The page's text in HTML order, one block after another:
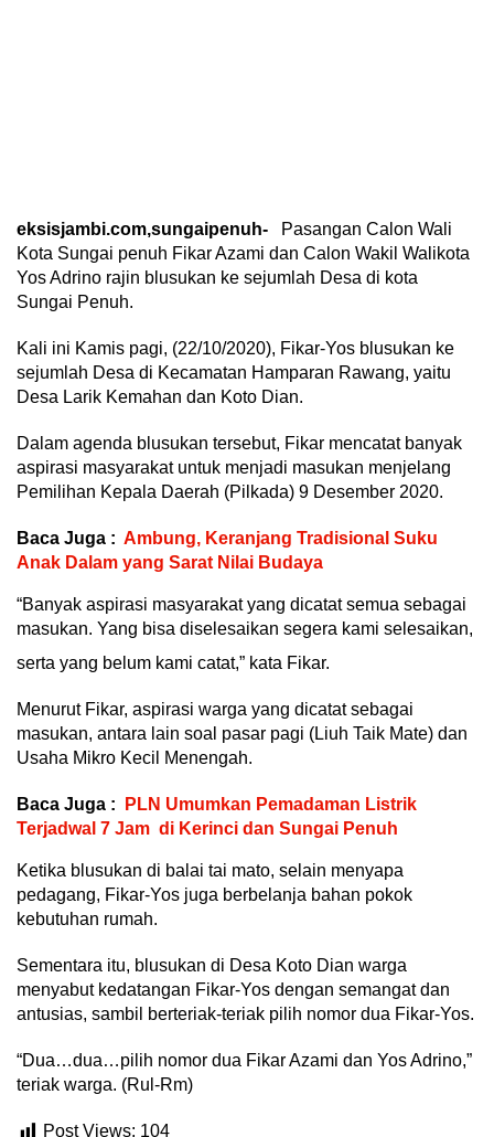
eksisjambi.com,sungaipenuh-
Pasangan Calon Wali
Kota Sungai penuh Fikar Azami dan Calon Wakil Walikota
Yos Adrino rajin blusukan ke sejumlah Desa di kota
Sungai Penuh.
Kali ini Kamis pagi, (22/10/2020), Fikar-Yos blusukan ke
sejumlah Desa di Kecamatan Hamparan Rawang, yaitu
Desa Larik Kemahan dan Koto Dian.
Dalam agenda blusukan tersebut, Fikar mencatat banyak
aspirasi masyarakat untuk menjadi masukan menjelang
Pemilihan Kepala Daerah (Pilkada) 9 Desember 2020.
Baca Juga : Ambung, Keranjang Tradisional Suku
Anak Dalam yang Sarat Nilai Budaya
“Banyak aspirasi masyarakat yang dicatat semua sebagai
masukan. Yang bisa diselesaikan segera kami selesaikan,
serta yang belum kami catat,” kata Fikar.
Menurut Fikar, aspirasi warga yang dicatat sebagai
masukan, antara lain soal pasar pagi (Liuh Taik Mate) dan
Usaha Mikro Kecil Menengah.
Baca Juga :
PLN Umumkan Pemadaman Listrik
Terjadwal 7 Jam di Kerinci dan Sungai Penuh
Ketika blusukan di balai tai mato, selain menyapa
pedagang, Fikar-Yos juga berbelanja bahan pokok
kebutuhan rumah.
Sementara itu, blusukan di Desa Koto Dian warga
menyabut kedatangan Fikar-Yos dengan semangat dan
antusias, sambil berteriak-teriak pilih nomor dua Fikar-Yos.
“Dua…dua…pilih nomor dua Fikar Azami dan Yos Adrino,”
teriak warga. (Rul-Rm)
Post Views: 104